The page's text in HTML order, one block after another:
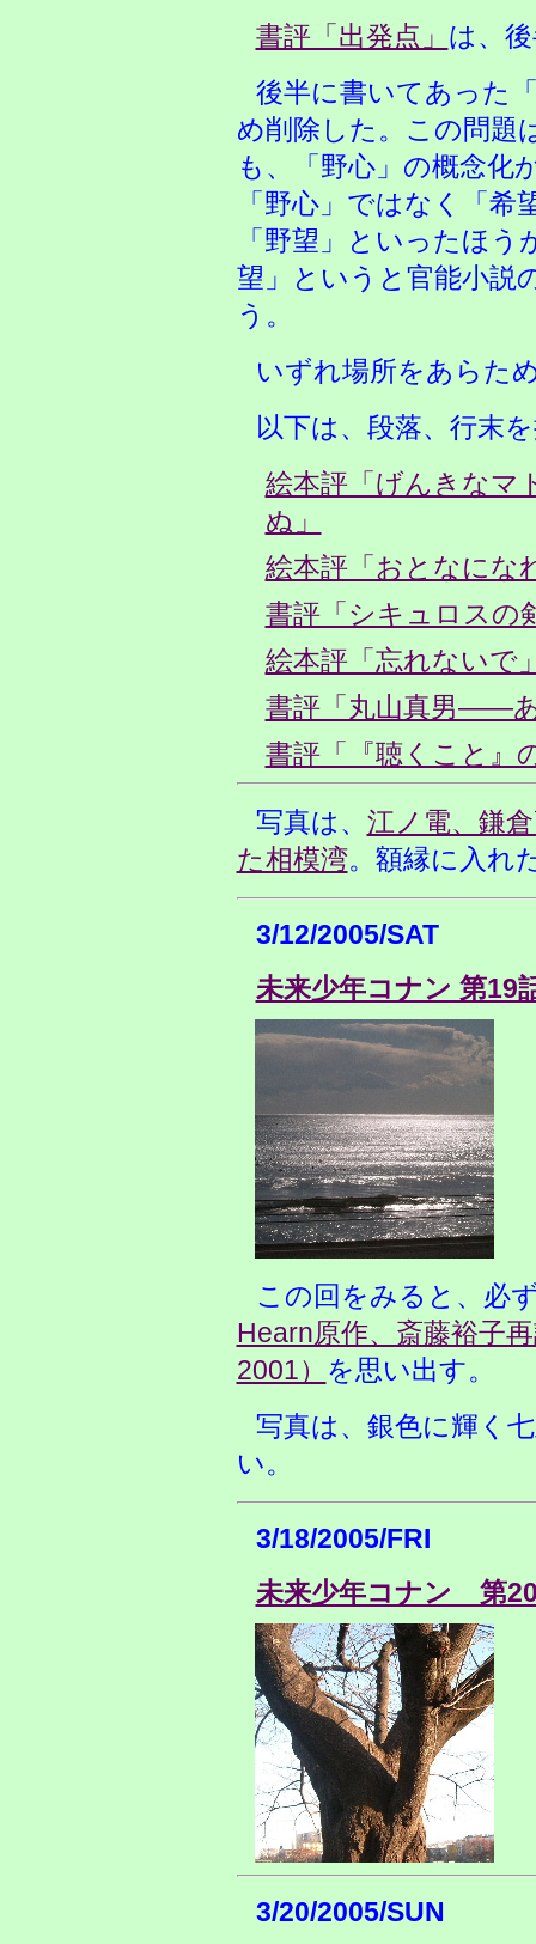
書評「出発点」 は、
後半に書いてあった
め削除した。この問題
も、「野心」の概念化
「野心」ではなく「
「野望」といったほ
望」というと官能小説
う。
いずれ場所をあらた
以下は、段落、行末
絵本評「げんきなマ
ぬ」
絵本評「おとなにな
書評「シキュロスの
絵本評「忘れないで
書評「丸山真男――
書評「『聴くこと』
写真は、 江ノ電、鎌
た相模湾。額縁に入れ
3/12/2005/SAT
未来少年コナン 第19
この回をみると、必
Hearn原作、斎藤裕子
2001） を思い出す。
写真は、銀色に輝く
い。
3/18/2005/FRI
未来少年コナン 第
3/20/2005/SUN